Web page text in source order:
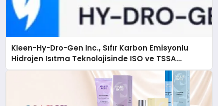
Kleen-Hy-Dro-Gen Inc., Sıfır Karbon Emisyonlu
Hidrojen Isıtma Teknolojisinde ISO ve TSSA
Düzenleyici Onaylarını Aldı